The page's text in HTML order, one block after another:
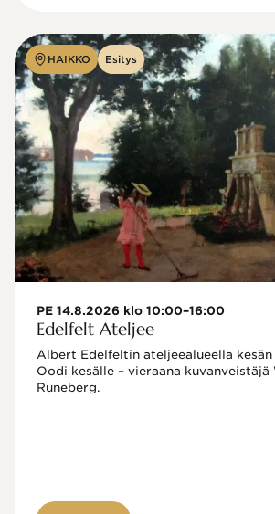
HAIKKO Esitys
PE 14.8.2026 klo 10:00–16:00
Edelfelt Ateljee
Albert Edelfeltin ateljeealueella
Oodi kesälle – vieraana kuvanveistäjä